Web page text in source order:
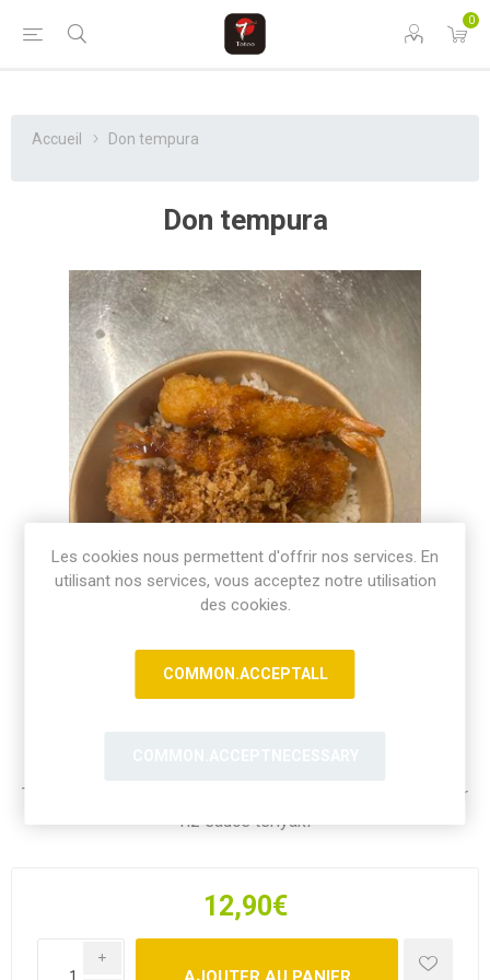
0
Accueil Don tempura
Don tempura
Tempura Rice Bowl - konbiniDB Tempura aux crevettes sur
riz sauce teriyaki
12,90€
i
Les cookies nous permettent d'offrir nos services. En
utilisant nos services, vous acceptez notre utilisation
des cookies.
COMMON.ACCEPTALL